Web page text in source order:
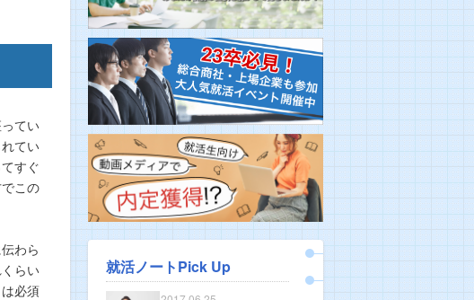
てい
てい
すぐ
この
わら
らい
必須
就活ノートPick Up